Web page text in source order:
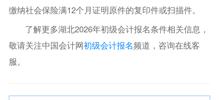
缴纳社会保险满12个月证明原件的复印件或扫描件。
了解更多湖北2026年初级会计报名条件相关信息，
敬请关注中国会计网初级会计报名频道，咨询在线客
服。